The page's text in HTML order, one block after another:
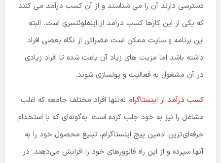
دسترسی دارند آن را می شناسند و از آن کسب درآمد می کنند
که یکی از این کارها کسب درآمد از اینفلوئنسری است. البته
این برنامه و سایت ممکن است مضراتی از نگاه بعضی افراد
داشته باشد اما مزیت های زیاد آن باعث شده تا افراد زیادی
در آن مشغول به فعالیت و پولسازی شوند.
کسب درآمد از اینستاگرام نه‌تنها افراد مختلف جامعه که اغلب
مشاغل را نیز به خود جلب کرده است. به‌گونه‌ای که با استخدام
حرفه‌ای‌ترین ادمین پیج اینستاگرام، تبلیغ محصول خود را به
آنها سپرده و از این راه فالوورهای خود را افزایش می‌دهند. در